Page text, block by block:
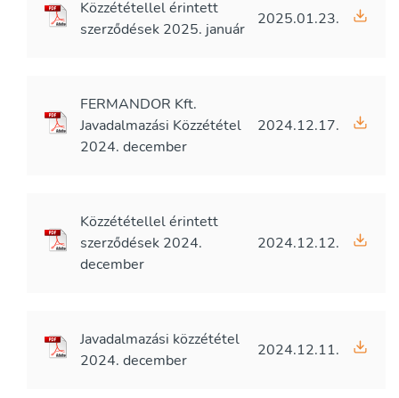
Közzététellel érintett
szerződések 2025. január
2025.01.23.
FERMANDOR Kft.
Javadalmazási Közzététel
2024. december
2024.12.17.
Közzététellel érintett
szerződések 2024.
december
2024.12.12.
Javadalmazási közzététel
2024. december
2024.12.11.